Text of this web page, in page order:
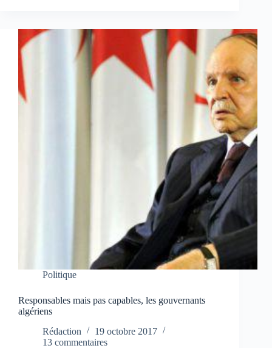
Politique
Responsables mais pas capables, les gouvernants
algériens
Rédaction
19 octobre 2017
13 commentaires